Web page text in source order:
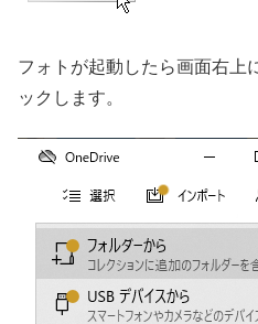
フォトが起動したら画面右上
ックします。